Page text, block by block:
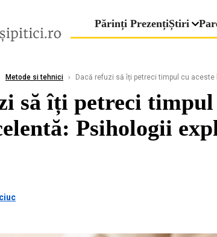
Părinți PrezențiȘtiri
Metode si tehnici › Dacă refuzi să îți petreci timpul cu
să îți petreci
Psihologii